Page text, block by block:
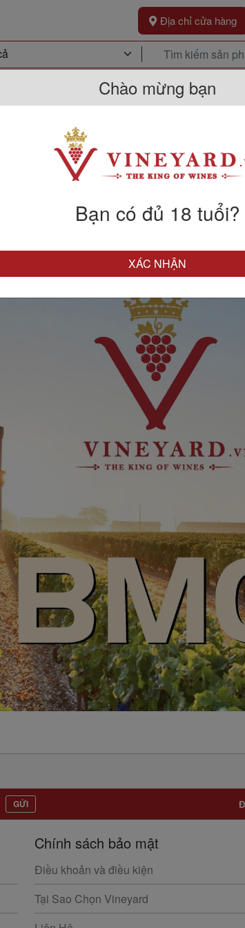
Địa chỉ cửa hàng
Sự Kiện
GỬI
Chính sách bảo mật
Điều khoản và điều kiện
Tại Sao Chọn Vineyard
Chào mừng bạn
Bạn có đủ 18 tuổi?
XÁC NHẬN